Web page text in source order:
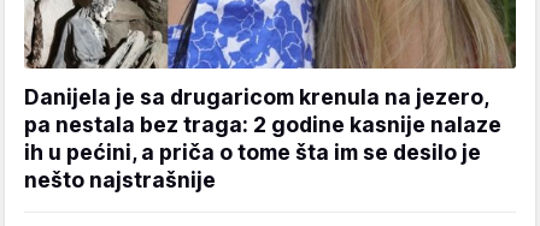
Danijela je sa drugaricom krenula na jezero,
pa nestala bez traga: 2 godine kasnije nalaze
ih u pećini, a priča o tome šta im se desilo je
nešto najstrašnije